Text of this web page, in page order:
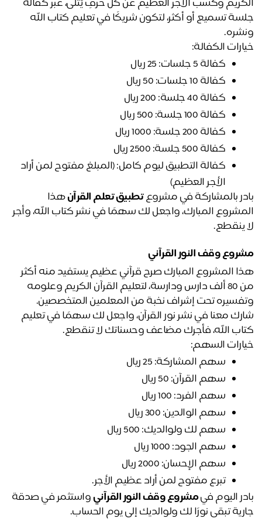
جلسة تسميع أو أكثر، لتكون شريكًا في تعليم كتاب الله
الكفالة:
كفالة 5 جلسات: 25 ريال
كفالة 10 جلسات: 50 ريال
كفالة 40 جلسة: 200 ريال
كفالة 100 جلسة: 500 ريال
كفالة 200 جلسة: 1000 ريال
كفالة 500 جلسة: 2500 ريال
الأجر العظيم)
بالمشاركة في مشروع تطبيق تعلم القرآن
هذا
المشروع المبارك، واجعل لك سهمًا في نشر كتاب الله، وأجر
ينقطع.
وقف النور القرآني
هذا المشروع المبارك صرح قرآني عظيم يستفيد منه أكثر
من 80 ألف دارس ودارسة، لتعليم القرآن الكريم وعلومه
تحت إشراف نخبة من المعلمين المتخصصين.
شارك معنا في نشر نور القرآن، واجعل لك سهمًا في تعليم
الله، فأجرك مضاعف وحسناتك لا تنقطع.
السهم:
سهم المشاركة: 25 ريال
سهم القرآن: 50 ريال
سهم الفرد: 100 ريال
سهم الوالدين: 300 ريال
سهم لك ولوالديك: 500 ريال
سهم الجود: 1000 ريال
سهم الإحسان: 2000 ريال
تبرع مفتوح لمن أراد عظيم الأجر.
اليوم فيمشروع وقف النور القرآني
واستثمر في صدقة
تبقى نورًا لك ولوالديك إلى يوم الحساب.